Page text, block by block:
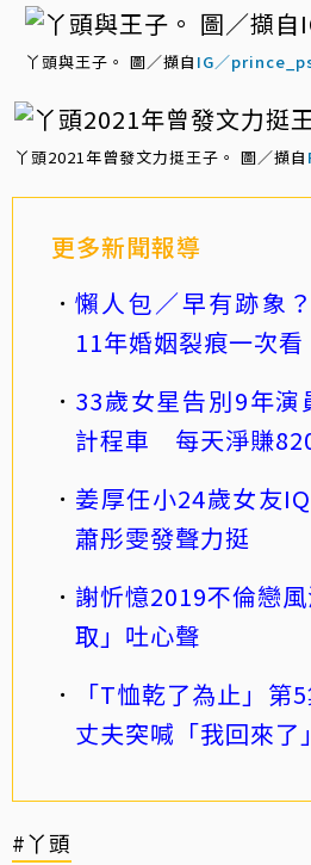
丫頭與王子。 圖／擷自 IG／
丫頭2021年曾發文力挺王子。 圖／擷自
更多新聞報導
懶人包／早有跡象
11年婚姻裂痕一次看
33歲女星告別9年演
計程車 每天淨賺
姜厚任小24歲女友
蕭彤雯發聲力挺
謝忻憶2019不倫戀
取」吐心聲
「T恤乾了為止」第
丈夫突喊「我回來了
#丫頭